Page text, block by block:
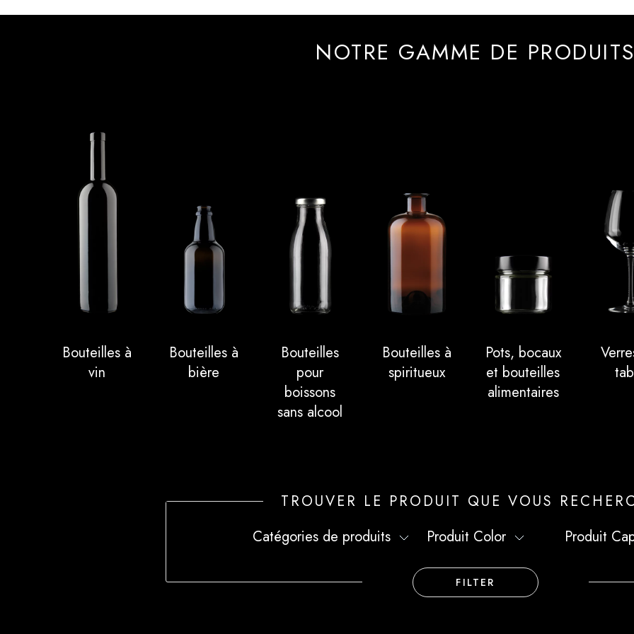
NOTRE GAMME DE
Bouteilles à
vin
Bouteilles à
bière
Bouteilles
pour
boissons
sans alcool
Bouteilles à
spiritueux
Pots, bocaux
et bouteilles
alimentaires
TROUVER LE PRODUIT QUE VOUS
Catégories de produits
Produit Сolor Produit
FILTER